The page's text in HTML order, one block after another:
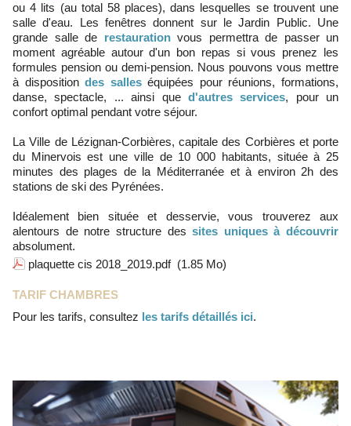
ou 4 lits (au total 58 places), dans lesquelles se trouvent une
salle d'eau. Les fenêtres donnent sur le Jardin Public. Une
grande salle de restaurationvous permettra de passer un
moment agréable autour d'un bon repas si vous prenez les
formules pension ou demi-pension. Nous pouvons vous mettre
à dispositiondes salleséquipées pour réunions, formations,
danse, spectacle, ... ainsi que d'autres services, pour un
confort optimal pendant votre séjour.
La Ville de Lézignan-Corbières, capitale des Corbières et porte
du Minervois est une ville de 10 000 habitants, située à 25
minutes des plages de la Méditerranée et à environ 2h des
stations de ski des Pyrénées.
Idéalement bien située et desservie, vous trouverez aux
alentours de notre structure dessites uniques à découvrir
absolument.
plaquette cis 2018_2019.pdf (1.85 Mo)
TARIF CHAMBRES
Pour les tarifs, consultez les tarifs détaillés ici.